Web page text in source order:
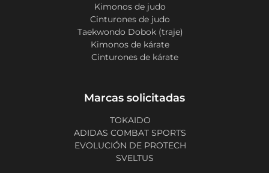
Kimonos de judo
Cinturones de judo
Taekwondo Dobok (traje)
Kimonos de kárate
Cinturones de kárate
Marcas solicitadas
TOKAIDO
ADIDAS COMBAT SPORTS
EVOLUCIÓN DE PROTECH
SVELTUS